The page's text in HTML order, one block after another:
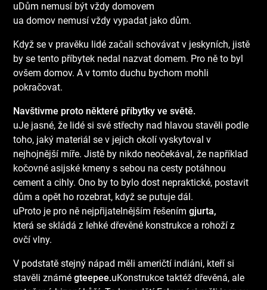
uDům nemusí být vždy domovem
ua domov nemusí vždy vypadat jako dům.
Když se v pravěku lidé začali schovávat v jeskyních, jistě
by se tento příbytek nedal nazvat domem. Pro ně to byl
ovšem domov. A v tomto duchu bychom mohli
pokračovat.
Navštivme proto některé příbytky ve světě.
uJe jasné, že lidé si své střechy nad hlavou stavěli podle
toho, jaký materiál se v jejich okolí vyskytoval v
nejhojnější míře. Jistě by nikdo neočekával, že například
kočovné asijské kmeny s sebou na cesty potáhnou
cement a cihly. Ono by to bylo dost nepraktické, postavit
dům a opět ho rozebrat, když se putuje dál.
uProto je pro ně nejpřijatelnějším řešenímgjurta,
která se skládá z lehké dřevěné konstrukce a rohoží z
ovčí vlny.
V podstatě stejný nápad měli američtí indiáni, kteří si
stavěli známégteepee.uKonstrukce taktéž dřevěná, ale